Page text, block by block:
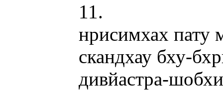
11.
нрисимхах пату
скандхау бху-
дивйастра-